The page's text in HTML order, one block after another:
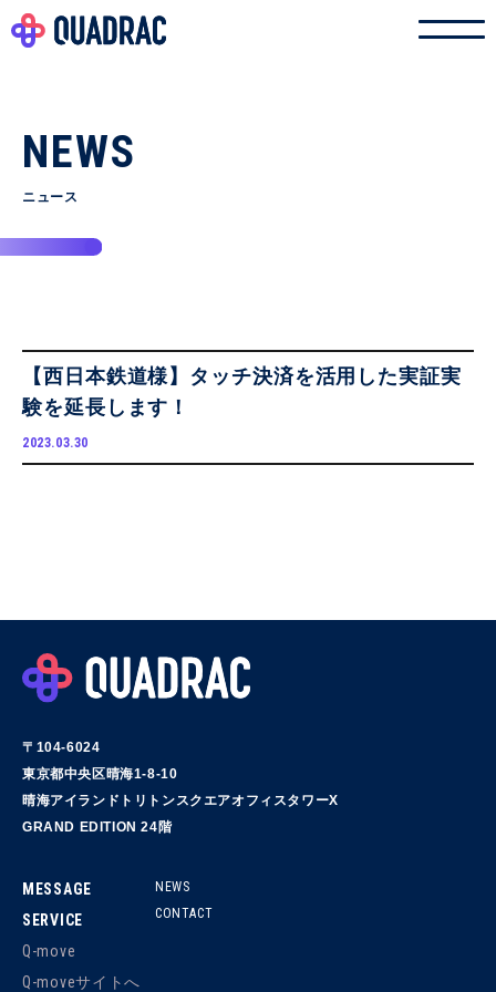
NEWS
ニュース
【西日本鉄道様】タッチ決済を活用した実証実
験を延長します！
2023.03.30
〒104-6024
東京都中央区晴海1-8-10
晴海アイランドトリトンスクエアオフィスタワーX
GRAND EDITION 24階
MESSAGE
SERVICE
Q-move
Q-moveサイトへ
NEWS
CONTACT